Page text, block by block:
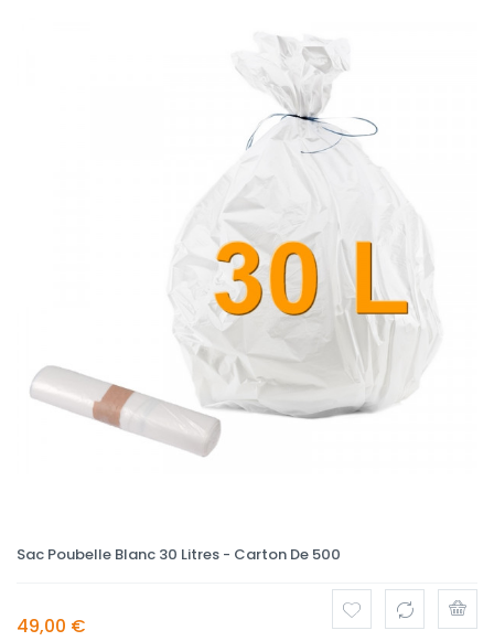
Sac Poubelle Blanc 30 Litres - Carton De 500
49,00 €